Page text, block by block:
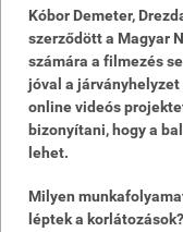
Kóbor Demeter,
szerződött a Magyar
számára a filmezés
jóval a
online videós
bizonyítani, hogy a
lehet.
Milyen
léptek a korlátozások?